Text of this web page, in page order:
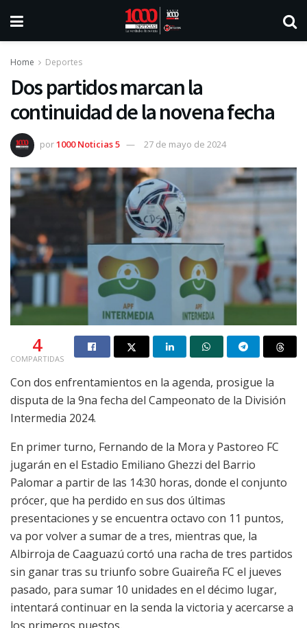
Home Deportes
Dos partidos marcan la
continuidad de la novena fecha
por1000 Noticias 5 27 de mayo de 2024
4
COMPARTIDAS
Con dos enfrentamientos en la agenda, prosigue la
disputa de la 9na fecha del Campeonato de la División
Intermedia 2024.
En primer turno, Fernando de la Mora y Pastoreo FC
jugarán en el Estadio Emiliano Ghezzi del Barrio
Palomar a partir de las 14:30 horas, donde el conjunto
prócer, que ha perdido en sus dos últimas
presentaciones y se encuentra octavo con 11 puntos,
va por volver a sumar de a tres, mientras que, la
Albirroja de Caaguazú cortó una racha de tres partidos
sin ganar tras su triunfo sobre Guaireña FC el jueves
pasado, para sumar 10 unidades en el décimo lugar,
intentará continuar en la senda la victoria y acercarse a